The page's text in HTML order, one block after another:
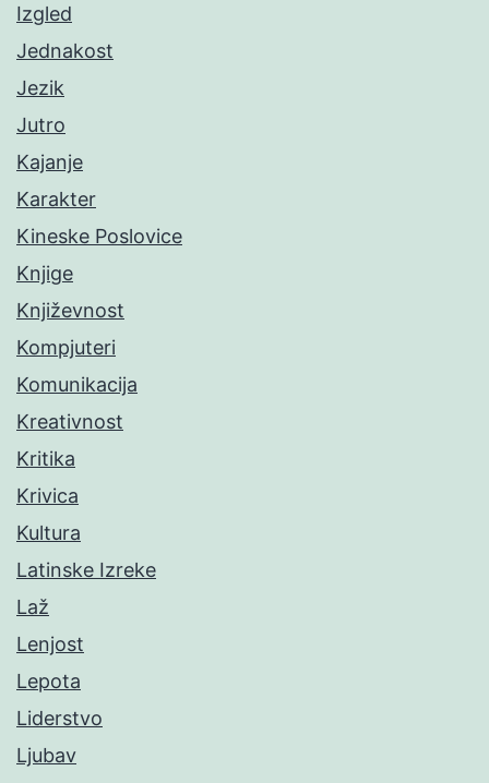
Izgled
Jednakost
Jezik
Jutro
Kajanje
Karakter
Kineske Poslovice
Knjige
Književnost
Kompjuteri
Komunikacija
Kreativnost
Kritika
Krivica
Kultura
Latinske Izreke
Laž
Lenjost
Lepota
Liderstvo
Ljubav